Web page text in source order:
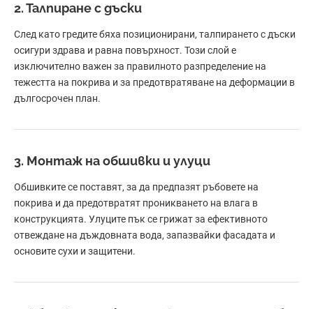
2. Талпиране с дъски
След като гредите бяха позиционирани, талпирането с дъски
осигури здрава и равна повърхност. Този слой е
изключително важен за правилното разпределение на
тежестта на покрива и за предотвратяване на деформации в
дългосрочен план.
3. Монтаж на обшивки и улуци
Обшивките се поставят, за да предпазят ръбовете на
покрива и да предотвратят проникването на влага в
конструкцията. Улуците пък се грижат за ефективното
отвеждане на дъждовната вода, запазвайки фасадата и
основите сухи и защитени.